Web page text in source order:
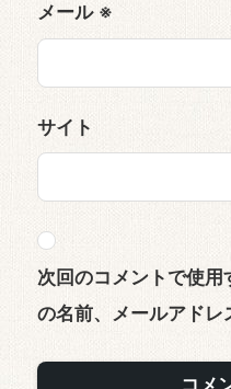
メール ※
サイト
次回のコメントで使
の名前、メールアドレ